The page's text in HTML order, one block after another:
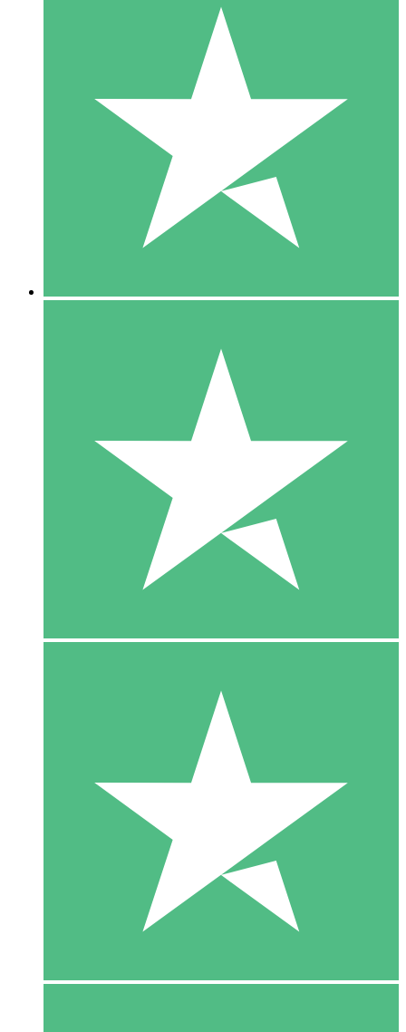
Individuelle Credit-Pakete
Zahlen Sie nach Bedarf mit Download-Credits. Keine
monatliche Verpflichtung erforderlich.
10 00
10 Downloads
20 00